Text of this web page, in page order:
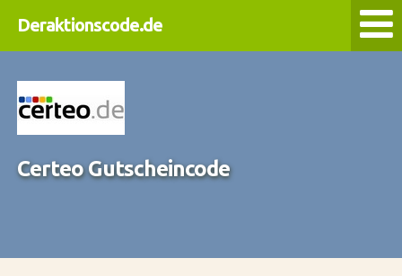
Deraktionscode.de
Certeo Gutscheincode